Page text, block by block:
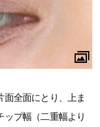
全面にとり、上ま
プ幅（二重幅より